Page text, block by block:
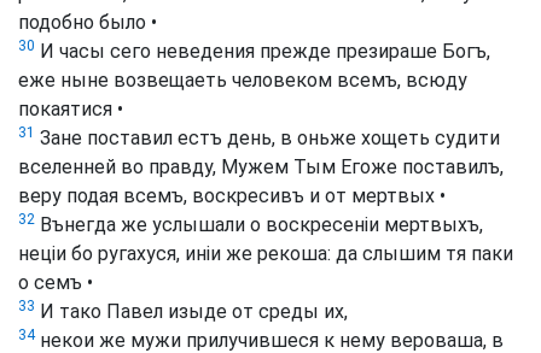
подобно было •
30 И часы сего неведения прежде презираше Богъ,
еже ныне возвещаеть человеком всемъ, всюду
покаятися •
31 Зане поставил естъ день, в оньже хощеть судити
вселенней во правду, Мужем Тым Егоже поставилъ,
веру подая всемъ, воскресивъ и от мертвых •
32 Вънегда же услышали о воскресеніи мертвыхъ,
неціи бо ругахуся, иніи же рекоша: да слышим тя паки
о семъ •
33 И тако Павел изыде от среды их,
34некои же мужи прилучившеся к нему вероваша, в